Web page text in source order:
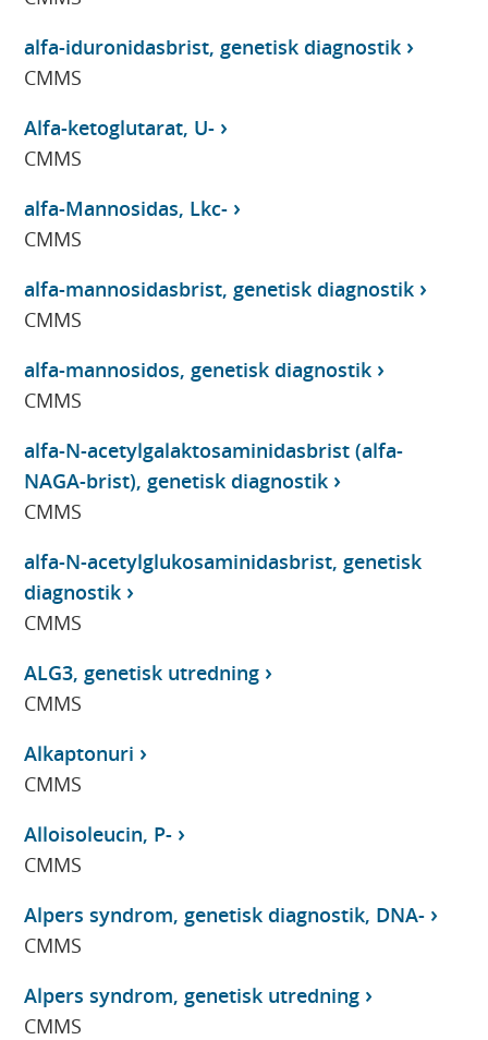
alfa-iduronidasbrist, genetisk diagnostik
CMMS
Alfa-ketoglutarat, U-
CMMS
alfa-Mannosidas, Lkc-
CMMS
alfa-mannosidasbrist, genetisk diagnostik
CMMS
alfa-mannosidos, genetisk diagnostik
CMMS
alfa-N-acetylgalaktosaminidasbrist (alfa-
NAGA-brist), genetisk diagnostik
CMMS
alfa-N-acetylglukosaminidasbrist, genetisk
diagnostik
CMMS
ALG3, genetisk utredning
CMMS
Alkaptonuri
CMMS
Alloisoleucin, P-
CMMS
Alpers syndrom, genetisk diagnostik, DNA-
CMMS
Alpers syndrom, genetisk utredning
CMMS